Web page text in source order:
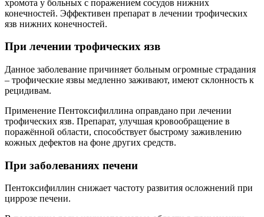
хромота у больных с поражением сосудов нижних
конечностей. Эффективен препарат в лечении трофических
язв нижних конечностей.
При лечении трофических язв
Данное заболевание причиняет больным огромные страдания
– трофические язвы медленно заживают, имеют склонность к
рецидивам.
Применение Пентоксифиллина оправдано при лечении
трофических язв. Препарат, улучшая кровообращение в
поражённой области, способствует быстрому заживлению
кожных дефектов на фоне других средств.
При заболеваниях печени
Пентоксифиллин снижает частоту развития осложнений при
циррозе печени.